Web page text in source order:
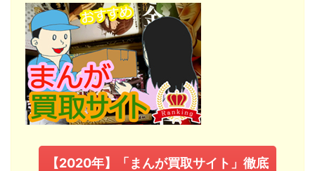
【2020年】「まんが買取サイト」徹底